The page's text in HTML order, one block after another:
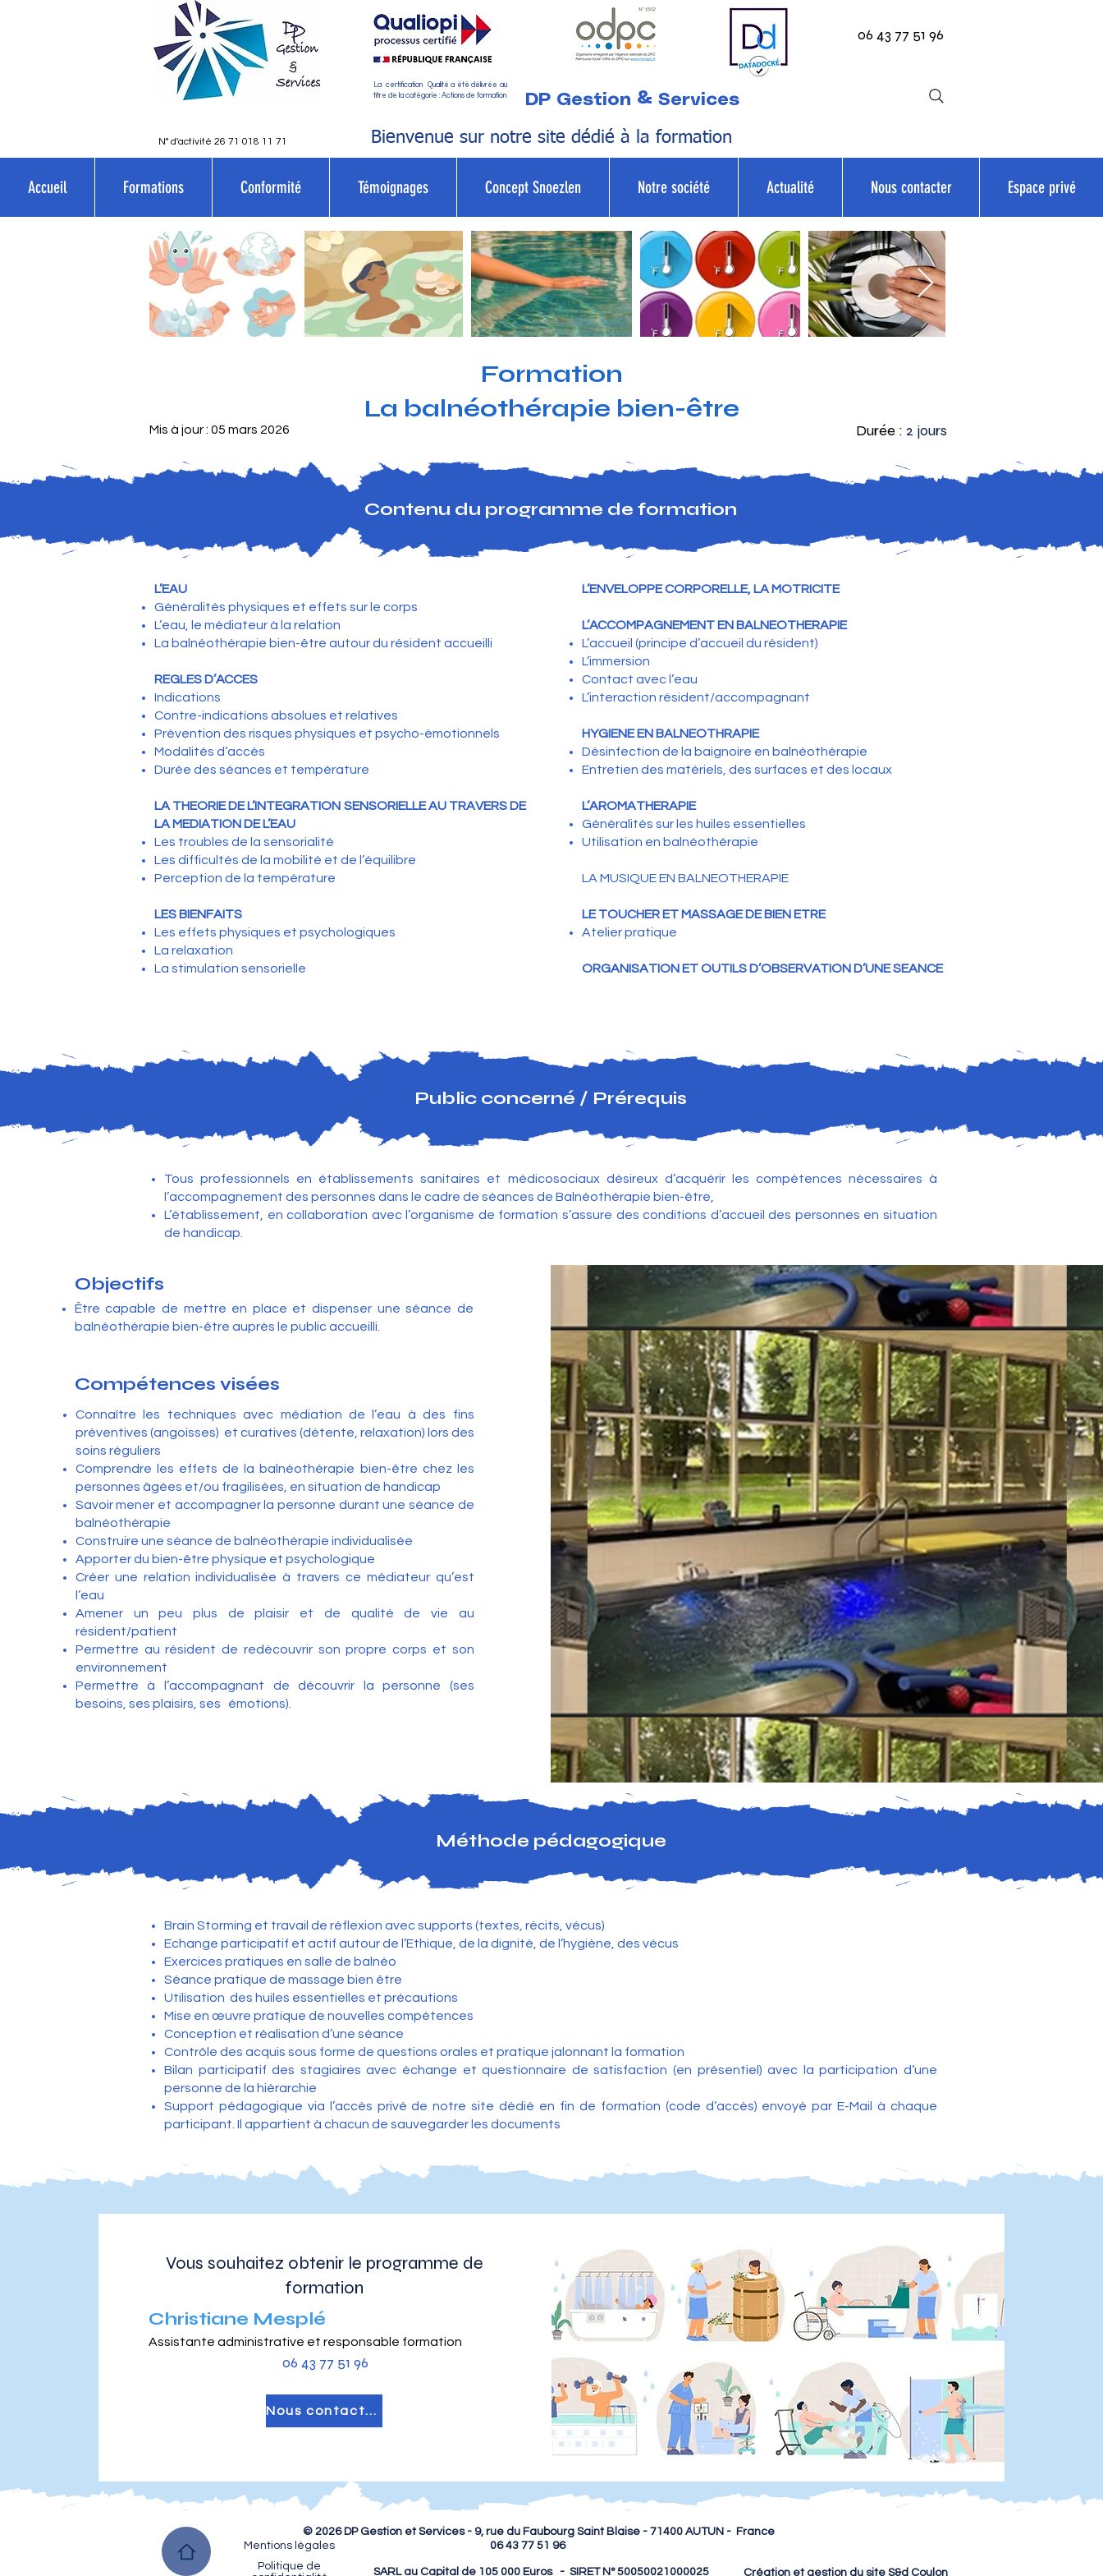
N° d'activité 26 71 018 11 71
La certification Qualité a été délivrée au
titre de la catégorie : Actions de formation
DP Gestion & Services
Bienvenue sur notre site dédié à la formation
06 43 77 51 96
Accueil Formations Conformité Témoignages Concept Snoezlen Notre société Actualité Nous contacter Espace privé
Formation
La balnéothérapie bien-être
Durée : 2 jours
Mis à jour : 05 mars 2026
Contenu du programme de formation
L’EAU
Généralités physiques et effets sur le corps
L’eau, le médiateur à la relation
La balnéothérapie bien-être autour du résident accueilli
REGLES D’ACCES
Indications
Contre-indications absolues et relatives
Prévention des risques physiques et psycho-émotionnels
Modalités d’accès
Durée des séances et température
LA THEORIE DE L’INTEGRATION SENSORIELLE AU TRAVERS DE
LA MEDIATION DE L’EAU
Les troubles de la sensorialité
Les difficultés de la mobilité et de l’équilibre
Perception de la température
LES BIENFAITS
Les effets physiques et psychologiques
La relaxation
La stimulation sensorielle
L’ENVELOPPE CORPORELLE, LA MOTRICITE
L’ACCOMPAGNEMENT EN BALNEOTHERAPIE
L’accueil (principe d’accueil du résident)
L’immersion
Contact avec l’eau
L’interaction résident/accompagnant
HYGIENE EN BALNEOTHRAPIE
Désinfection de la baignoire en balnéothérapie
Entretien des matériels, des surfaces et des locaux
L’AROMATHERAPIE
Généralités sur les huiles essentielles
Utilisation en balnéothérapie
LA MUSIQUE EN BALNEOTHERAPIE
LE TOUCHER ET MASSAGE DE BIEN ETRE
Atelier pratique
ORGANISATION ET OUTILS D’OBSERVATION D’UNE SEANCE
Public concerné / Prérequis
Tous professionnels en établissements sanitaires et médicosociaux désireux d’acquérir les compétences nécessaires à
l’accompagnement des personnes dans le cadre de séances de Balnéothérapie bien-être,
L’établissement, en collaboration avec l’organisme de formation s’assure des conditions d’accueil des personnes en situation
de handicap.
Objectifs
Être capable de mettre en place et dispenser une séance de
balnéothérapie bien-être auprès le public accueilli.
Compétences visées
Connaître les techniques avec médiation de l’eau à des fins
préventives (angoisses) et curatives (détente, relaxation) lors des
soins réguliers
Comprendre les effets de la balnéothérapie bien-être chez les
personnes âgées et/ou fragilisées, en situation de handicap
Savoir mener et accompagner la personne durant une séance de
balnéothérapie
Construire une séance de balnéothérapie individualisée
Apporter du bien-être physique et psychologique
Créer une relation individualisée à travers ce médiateur qu’est
l’eau
Amener un peu plus de plaisir et de qualité de vie au
résident/patient
Permettre au résident de redécouvrir son propre corps et son
environnement
Permettre à l’accompagnant de découvrir la personne (ses
besoins, ses plaisirs, ses émotions).
Méthode pédagogique
Brain Storming et travail de réflexion avec supports (textes, récits, vécus)
Echange participatif et actif autour de l’Ethique, de la dignité, de l’hygiène, des vécus
Exercices pratiques en salle de balnéo
Séance pratique de massage bien être
Utilisation des huiles essentielles et précautions
Mise en œuvre pratique de nouvelles compétences
Conception et réalisation d’une séance
Contrôle des acquis sous forme de questions orales et pratique jalonnant la formation
Bilan participatif des stagiaires avec échange et questionnaire de satisfaction (en présentiel) avec la participation d’une
personne de la hiérarchie
Support pédagogique via l’accès privé de notre site dédié en fin de formation (code d’accès) envoyé par E-Mail à chaque
participant. Il appartient à chacun de sauvegarder les documents
Vous souhaitez obtenir le programme de
formation
Christiane Mesplé
Assistante administrative et responsable formation
06 43 77 51 96
Nous contacter
© 2026 DP Gestion et Services - 9, rue du Faubourg Saint Blaise - 71400 AUTUN - France
06 43 77 51 96
Mentions légales
SARL au Capital de 105 000 Euros - SIRET N° 50050021000025 Création et gestion du site S&d Coulon
Politique de